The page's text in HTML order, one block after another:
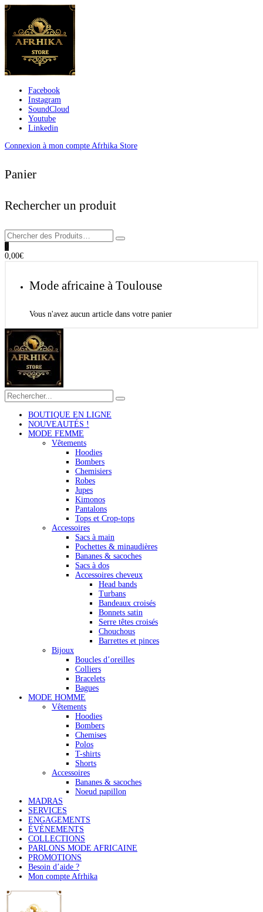
Facebook
Instagram
SoundCloud
Youtube
Linkedin
Connexion à mon compte Afrhika Store
Panier
Rechercher un produit
0,00€
Mode africaine à Toulouse
Vous n'avez aucun article dans votre panier
BOUTIQUE EN LIGNE
NOUVEAUTÉS !
MODE FEMME
Vêtements
Hoodies
Bombers
Chemisiers
Robes
Jupes
Kimonos
Pantalons
Tops et Crop-tops
Accessoires
Sacs à main
Pochettes & minaudières
Bananes & sacoches
Sacs à dos
Accessoires cheveux
Head bands
Turbans
Bandeaux croisés
Bonnets satin
Serre têtes croisés
Chouchous
Barrettes et pinces
Bijoux
Boucles d’oreilles
Colliers
Bracelets
Bagues
MODE HOMME
Vêtements
Hoodies
Bombers
Chemises
Polos
T-shirts
Shorts
Accessoires
Bananes & sacoches
Noeud papillon
MADRAS
SERVICES
ENGAGEMENTS
ÉVÈNEMENTS
COLLECTIONS
PARLONS MODE AFRICAINE
PROMOTIONS
Besoin d’aide ?
Mon compte Afrhika